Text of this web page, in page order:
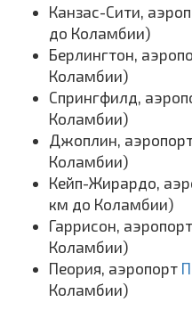
Канзас-Сити,
до Коламбии)
Берлингтон,
Коламбии)
Спрингфилд,
Коламбии)
Джоплин,
Коламбии)
Кейп-Жирардо,
км до Коламбии)
Гаррисон, аэропорт
Коламбии)
Пеория, аэропорт
Коламбии)